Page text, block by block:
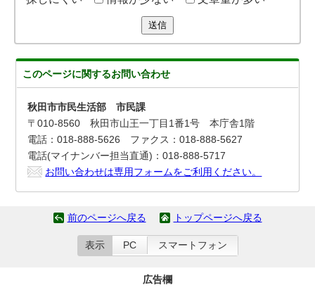
送信
このページに関するお問い合わせ
秋田市市民生活部 市民課
〒010-8560 秋田市山王一丁目1番1号 本庁舎1階
電話：018-888-5626 ファクス：018-888-5627
電話(マイナンバー担当直通)：018-888-5717
お問い合わせは専用フォームをご利用ください。
前のページへ戻る トップページへ戻る
表示 PC スマートフォン
広告欄